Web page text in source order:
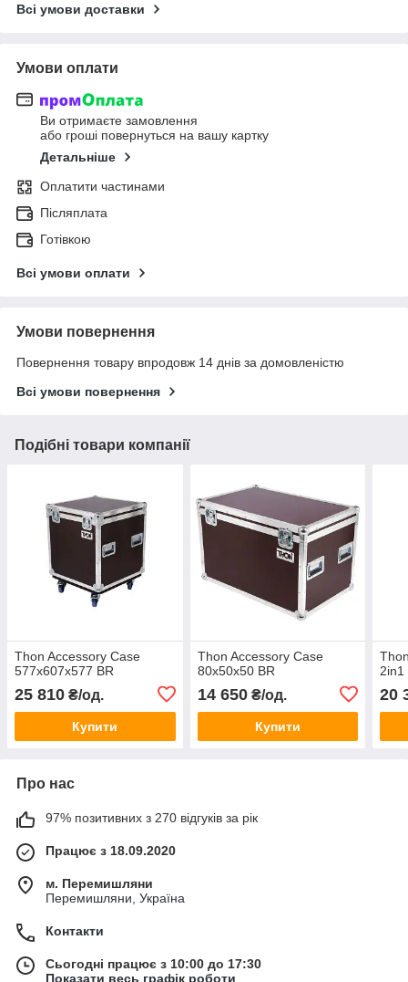
Всі умови доставки
Умови оплати
Ви отримаєте замовлення
або гроші повернуться на вашу картку
Детальніше
Оплатити частинами
Післяплата
Готівкою
Всі умови оплати
Умови повернення
Повернення товару впродовж 14 днів за домовленістю
Всі умови повернення
Подібні товари компанії
Thon Accessory Case
577x607x577 BR
25 810 ₴/од.
Купити
Thon Accessory Case
80x50x50 BR
14 650₴/од.
Купити
2in1
20
Про нас
97% позитивних з 270 відгуків за рік
Працює з 18.09.2020
м. Перемишляни
Перемишляни, Україна
Контакти
Сьогодні працює з 10:00 до 17:30
Показати весь графік роботи